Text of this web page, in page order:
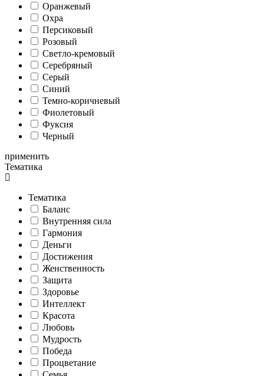
Оранжевый
Охра
Персиковый
Розовый
Светло-кремовый
Серебряный
Серый
Синий
Темно-коричневый
Фиолетовый
Фуксия
Черный
применить
Тематика
Тематика
Баланс
Внутренняя сила
Гармония
Деньги
Достижения
Женственность
Защита
Здоровье
Интеллект
Красота
Любовь
Мудрость
Победа
Процветание